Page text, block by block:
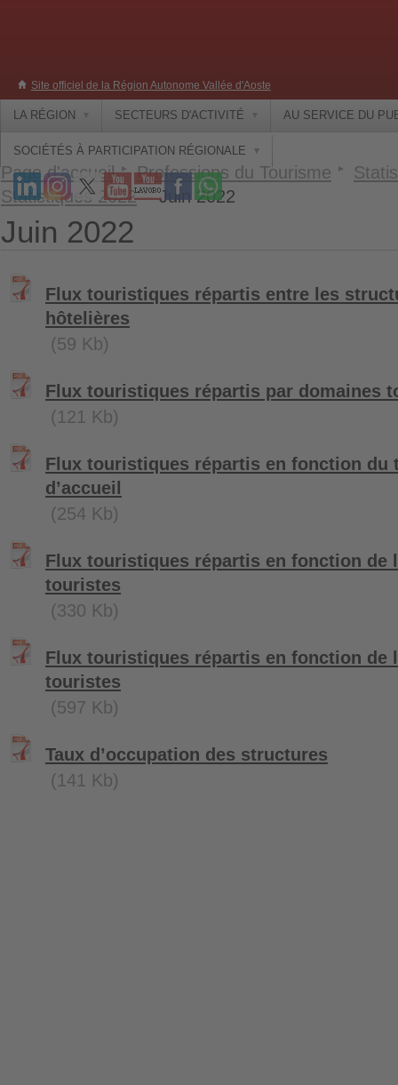
Site officiel de la Région Autonome Vallée d'Aoste
LA RÉGION SECTEURS D'ACTIVITÉ AU SERVICE DU
SOCIÉTÉS À PARTICIPATION RÉGIONALE
Page d'accueil Professions du Tourisme
Statistiques 2022
Juin 2022
Juin 2022
Flux touristiques répartis entre les
hôtelières
(59 Kb)
Flux touristiques répartis par domaines
(121 Kb)
Flux touristiques répartis en fonction du
d’accueil
(254 Kb)
Flux touristiques répartis en fonction de
touristes
(330 Kb)
Flux touristiques répartis en fonction de
touristes
(597 Kb)
Taux d’occupation des structures
(141 Kb)